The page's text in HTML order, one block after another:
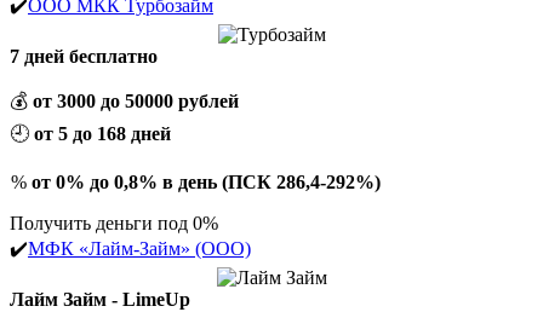
✔️ООО МКК Турбозайм
7 дней бесплатно
💰 от 3000 до 50000 рублей
🕘 от 5 до 168 дней
% от 0% до 0,8% в день (ПСК 286,4-292%)
Получить деньги под 0%
✔️МФК «Лайм-Займ» (ООО)
Лайм Займ - LimeUp